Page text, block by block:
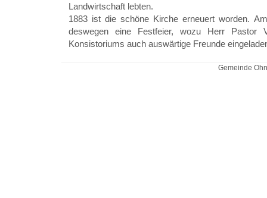
Landwirtschaft lebten.
1883 ist die schöne Kirche erneuert worden.
deswegen eine Festfeier, wozu Herr Pastor
Konsistoriums auch auswärtige Freunde
Gemeinde